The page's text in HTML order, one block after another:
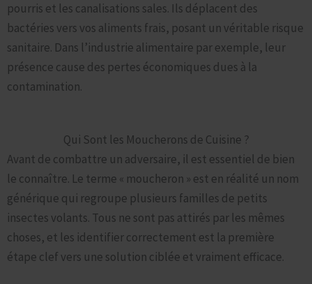
pourris et les canalisations sales. Ils déplacent des
bactéries vers vos aliments frais, posant un véritable risque
sanitaire. Dans l’industrie alimentaire par exemple, leur
présence cause des pertes économiques dues à la
contamination.
Qui Sont les Moucherons de Cuisine ?
Avant de combattre un adversaire, il est essentiel de bien
le connaître. Le terme « moucheron » est en réalité un nom
générique qui regroupe plusieurs familles de petits
insectes volants. Tous ne sont pas attirés par les mêmes
choses, et les identifier correctement est la première
étape clef vers une solution ciblée et vraiment efficace.